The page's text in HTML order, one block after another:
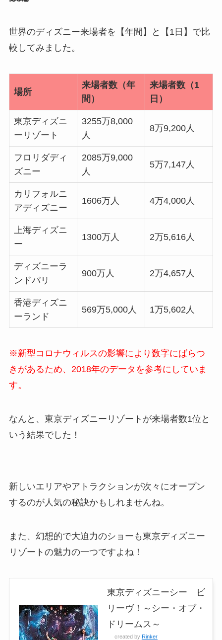
世界のディズニー来場者を【年間】と【1日】で比
較してみました。
場所
来場者数（年
間）
来場者数（1
日）
東京ディズニ
ーリゾート
3255万8,000
人
8万9,200人
フロリダディ
ズニー
2085万9,000
人
5万7,147人
カリフォルニ
アディズニー
1606万人 4万4,000人
上海ディズニ
ー
1300万人 2万5,616人
ディズニーラ
ンドパリ
900万人 2万4,657人
香港ディズニ
ーランド
569万5,000人 1万5,602人
※新型コロナウィルスの影響により数字にばらつ
きがあるため、2018年のデータを参考にしていま
す。
なんと、東京ディズニーリゾートが来場者数1位と
いう結果でした！
新しいエリアやアトラクションが次々にオープン
するのが人気の秘訣かもしれませんね。
また、幻想的で大迫力のショーも東京ディズニー
リゾートの魅力の一つですよね！
東京ディズニーシー ビ
リーヴ！～シー・オブ・
ドリームス～
created by Rinker